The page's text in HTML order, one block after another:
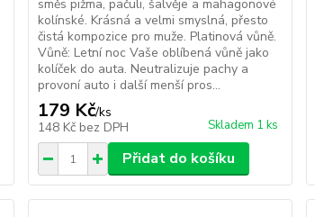
směs pižma, pačuli, šalvěje a mahagonové
kolínské. Krásná a velmi smyslná, přesto
čistá kompozice pro muže. Platinová vůně.
Vůně: Letní noc Vaše oblíbená vůně jako
kolíček do auta. Neutralizuje pachy a
provoní auto i další menší pros...
179 Kč/ks
148 Kč bez DPH Skladem 1 ks
Přidat do košíku